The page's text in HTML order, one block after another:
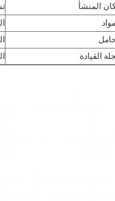
المنشأ
القيادة